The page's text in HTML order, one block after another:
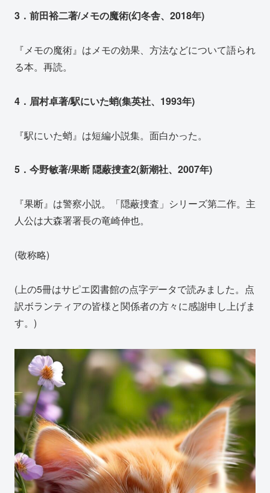
3．前田裕二著/メモの魔術(幻冬舎、2018年)
『メモの魔術』はメモの効果、方法などについて語られ
る本。再読。
4．眉村卓著/駅にいた蛸(集英社、1993年)
『駅にいた蛸』は短編小説集。面白かった。
5．今野敏著/果断 隠蔽捜査2(新潮社、2007年)
『果断』は警察小説。「隠蔽捜査」シリーズ第二作。主
人公は大森署署長の竜崎伸也。
(敬称略)
(上の5冊はサピエ図書館の点字データで読みました。点
訳ボランティアの皆様と関係者の方々に感謝申し上げま
す。)